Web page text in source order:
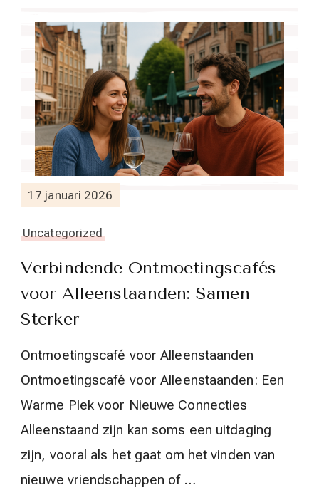
17 januari 2026
Uncategorized
Verbindende Ontmoetingscafés
voor Alleenstaanden: Samen
Sterker
Ontmoetingscafé voor Alleenstaanden
Ontmoetingscafé voor Alleenstaanden: Een
Warme Plek voor Nieuwe Connecties
Alleenstaand zijn kan soms een uitdaging
zijn, vooral als het gaat om het vinden van
nieuwe vriendschappen of …